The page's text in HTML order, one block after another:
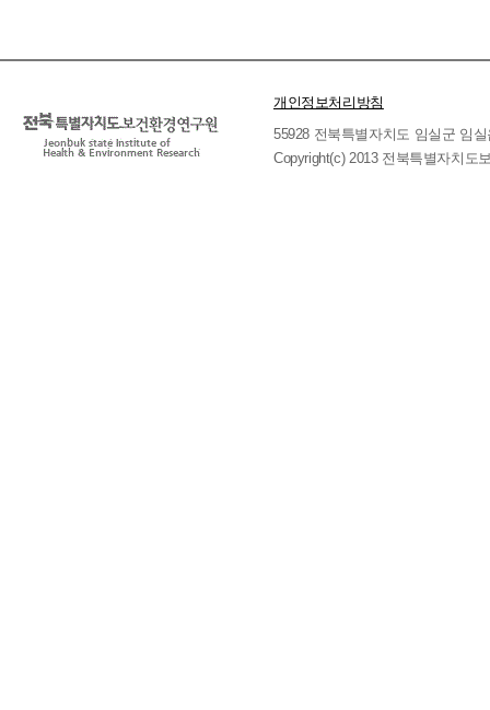
개인정보처리방침
55928 전북특별자치도 임실군 임
Copyright(c) 2013 전북특별자치도